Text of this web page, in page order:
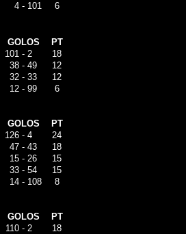
4 - 101 6
GOLOS
PT
101 - 2
18
38 - 49
12
32 - 33
12
12 - 99 6
GOLOS
PT
126 - 4
24
47 - 43
18
15 - 26
15
33 - 54
15
14 - 108 8
GOLOS
PT
110 - 2
18